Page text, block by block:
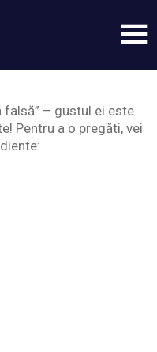
falsă” – gustul ei este
Pentru a o pregăti, vei